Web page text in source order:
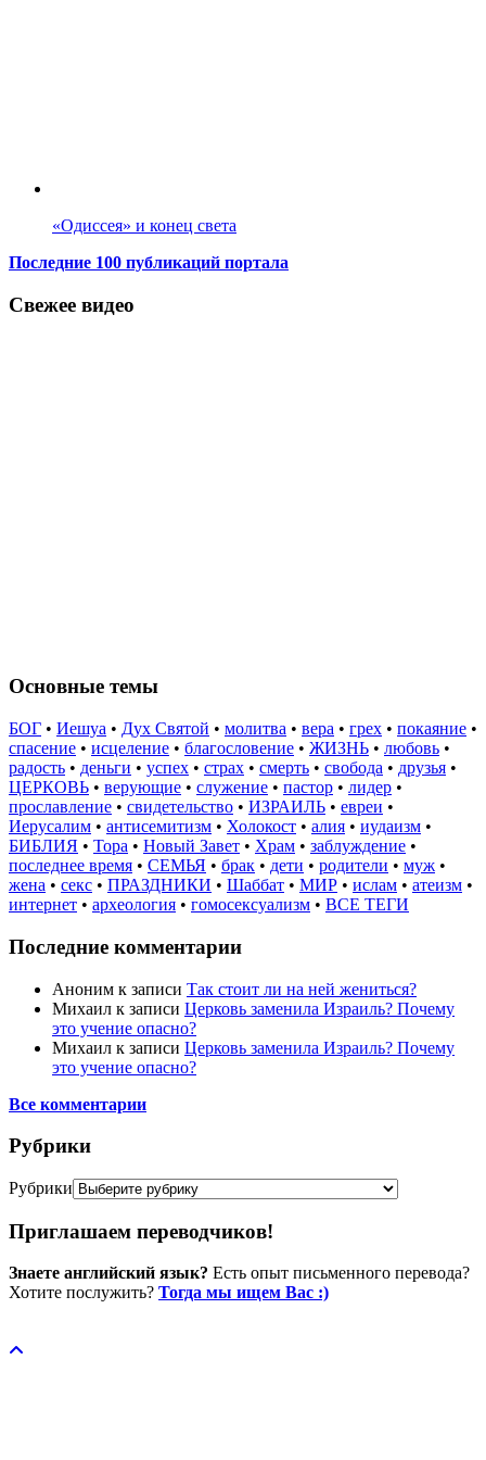
«Одиссея» и конец света
Последние 100 публикаций портала
Свежее видео
Основные темы
БОГ • Иешуа • Дух Святой • молитва • вера • грех • покаяние •
спасение • исцеление • благословение • ЖИЗНЬ • любовь •
радость • деньги • успех • страх • смерть • свобода • друзья •
ЦЕРКОВЬ • верующие • служение • пастор • лидер •
прославление • свидетельство • ИЗРАИЛЬ • евреи •
Иерусалим • антисемитизм • Холокост • алия • иудаизм •
БИБЛИЯ • Тора • Новый Завет • Храм • заблуждение •
последнее время • СЕМЬЯ • брак • дети • родители • муж •
жена • секс • ПРАЗДНИКИ • Шаббат • МИР • ислам • атеизм •
интернет • археология • гомосексуализм • ВСЕ ТЕГИ
Последние комментарии
Аноним к записи Так стоит ли на ней жениться?
Михаил к записи Церковь заменила Израиль? Почему
это учение опасно?
Михаил к записи Церковь заменила Израиль? Почему
это учение опасно?
Все комментарии
Рубрики
Рубрики
Приглашаем переводчиков!
Знаете английский язык? Есть опыт письменного перевода?
Хотите послужить? Тогда мы ищем Вас :)